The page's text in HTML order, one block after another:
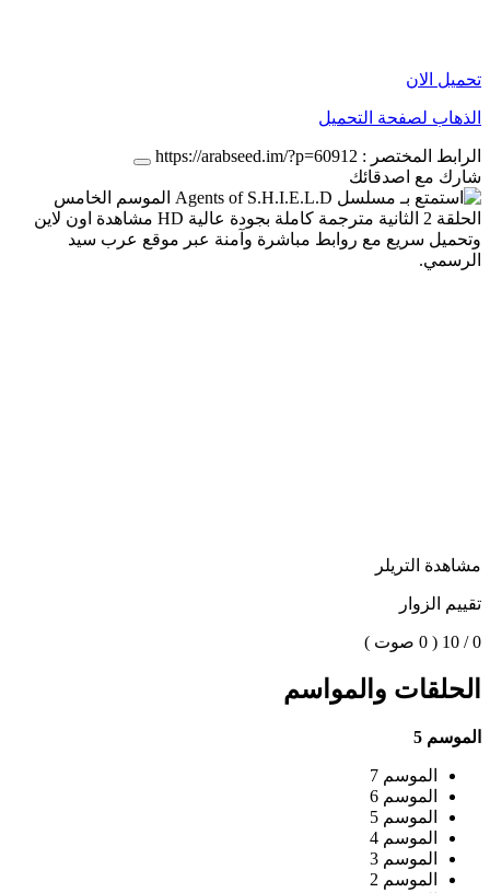
تحميل الان
الذهاب لصفحة التحميل
الرابط المختصر : https://arabseed.im/?p=60912
شارك مع اصدقائك
مشاهدة التريلر
تقييم الزوار
0 / 10 ( 0 صوت )
الحلقات والمواسم
الموسم 5
الموسم 7
الموسم 6
الموسم 5
الموسم 4
الموسم 3
الموسم 2